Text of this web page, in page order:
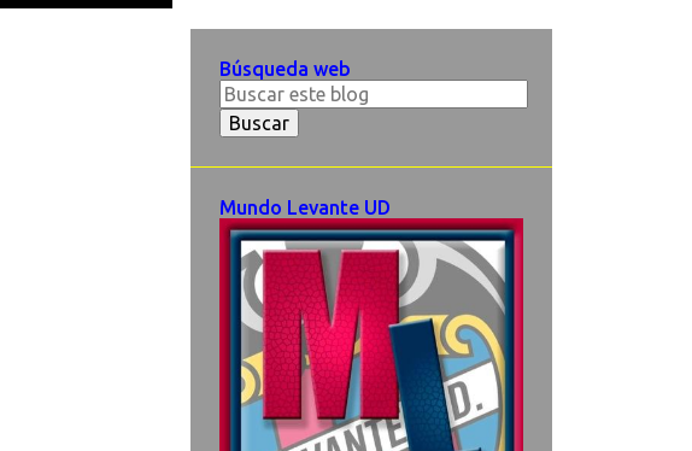
Búsqueda web
Mundo Levante UD